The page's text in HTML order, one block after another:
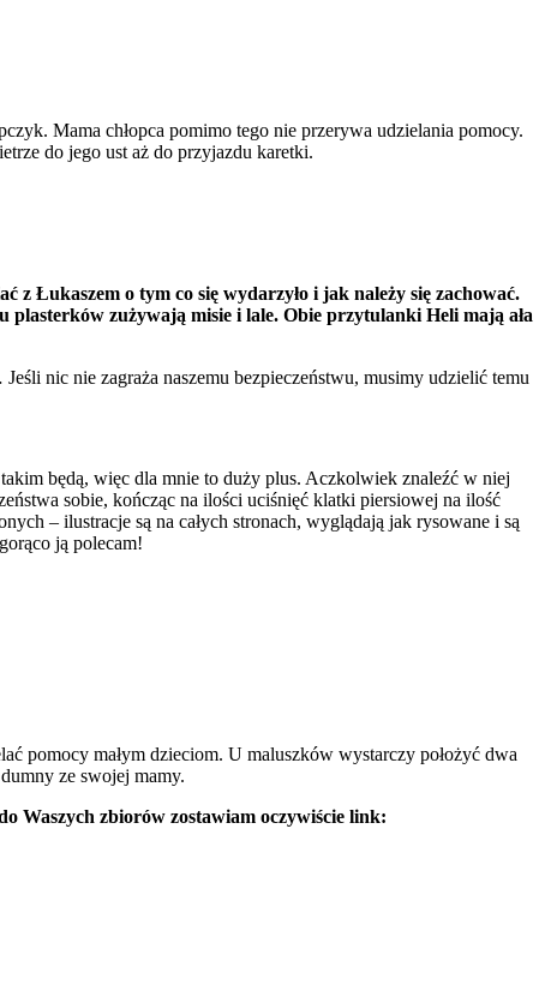
Mama chłopca pomimo tego nie przerywa udzielania pomocy.
do jego ust aż do przyjazdu karetki.
z Łukaszem o tym co się wydarzyło i jak należy się zachować.
plasterków zużywają misie i lale. Obie przytulanki Heli mają ała
nic nie zagraża naszemu bezpieczeństwu, musimy udzielić temu
będą, więc dla mnie to duży plus. Aczkolwiek znaleźć w niej
sobie, kończąc na ilości uciśnięć klatki piersiowej na ilość
– ilustracje są na całych stronach, wyglądają jak rysowane i są
ją polecam!
pomocy małym dzieciom. U maluszków wystarczy położyć dwa
ze swojej mamy.
Waszych zbiorów zostawiam oczywiście link: